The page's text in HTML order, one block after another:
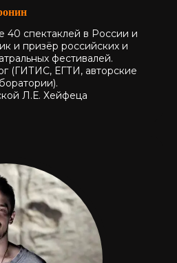
40 спектаклей в России и
и призёр российских и
фестивалей.
(ГИТИС, ЕГТИ, авторские
Л.Е. Хейфеца
д.10